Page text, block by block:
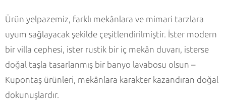
Ürün yelpazemiz, farklı mekânlara ve mimari tarzlara
uyum sağlayacak şekilde çeşitlendirilmiştir. İster modern
bir villa cephesi, ister rustik bir iç mekân duvarı, isterse
doğal taşla tasarlanmış bir banyo lavabosu olsun –
Kupontaş ürünleri, mekânlara karakter kazandıran doğal
dokunuşlardır.